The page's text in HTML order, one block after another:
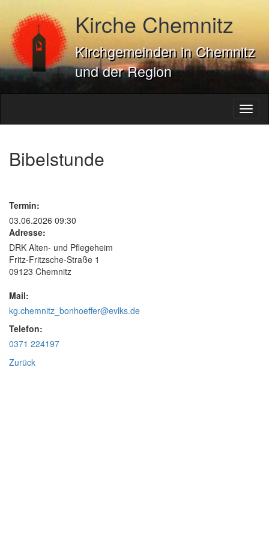
Kirche Chemnitz
Kirchgemeinden in Chemnitz
und der Region
Bibelstunde
Termin:
03.06.2026 09:30
Adresse:
DRK Alten- und Pflegeheim
Fritz-Fritzsche-Straße 1
09123 Chemnitz
Mail:
kg.chemnitz_bonhoeffer@evlks.de
Telefon:
0371 224197
Zurück